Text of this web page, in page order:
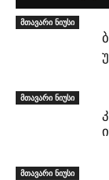
მთავარი ნიუსი
მთავარი ნიუსი
მთავარი ნიუსი